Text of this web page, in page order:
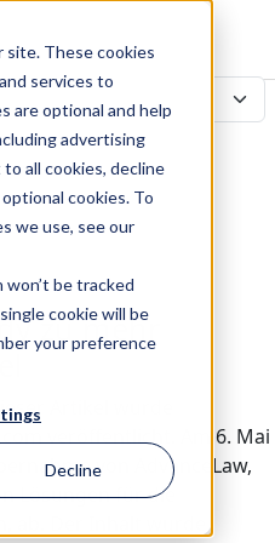
site. These cookies
services to
are optional and help
advertising
all cookies, decline
cookies. To
we use, see our
be tracked
cookie will be
your preference
Decline
zu mehr
Artikel wurde
veröffentlicht. Am 6. Mai
von AdvanceLaw,
Lösungen für die
ab. Der Inhalt wurde